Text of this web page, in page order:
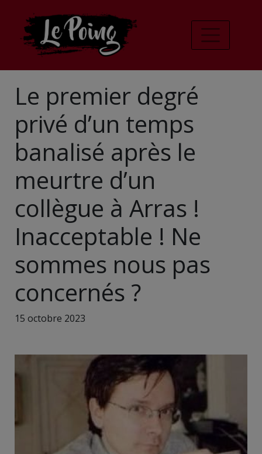
Le premier degré
privé d’un temps
banalisé après le
meurtre d’un
collègue à Arras !
Inacceptable ! Ne
sommes nous pas
concernés ?
15 octobre 2023